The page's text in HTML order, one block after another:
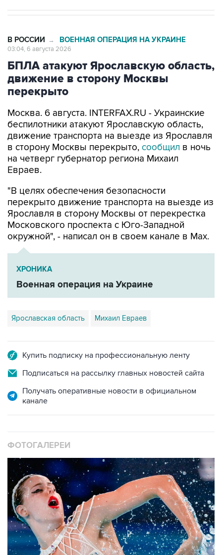
БПЛА атакуют Ярославскую область,
движение в сторону Москвы
перекрыто
Москва. 6 августа. INTERFAX.RU - Украинские
движение транспорта на выезде из Ярославля
в сторону Москвы перекрыто,сообщилв ночь
на четверг губернатор региона Михаил
Евраев.
"В целях обеспечения безопасности
Ярославля в сторону Москвы от перекрестка
Московского проспекта с Юго-Западной
окружной", - написал он в своем канале в Мах.
ХРОНИКА
Военная операция на Украине
Ярославская область Михаил Евраев
Подписаться на рассылку главных новостей сайта
Получать оперативные новости в официальном
канале